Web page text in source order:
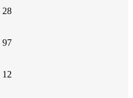
28
97
12